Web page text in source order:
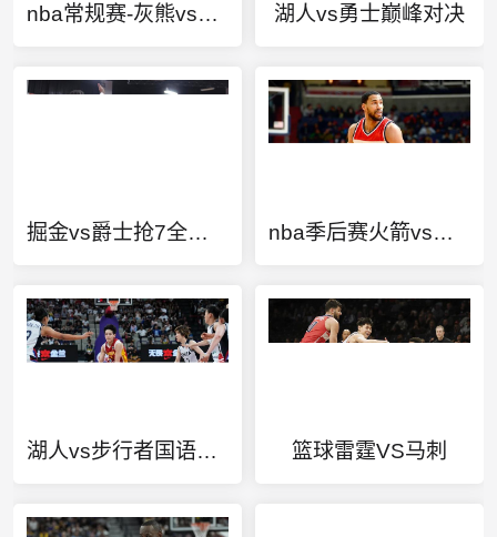
nba常规赛-灰熊vs独行侠 湖人vs勇士巅峰对决
掘金vs爵士抢7全场录像 nba季后赛火箭vs雷霆第三场
湖人vs步行者国语央视网 篮球雷霆VS马刺